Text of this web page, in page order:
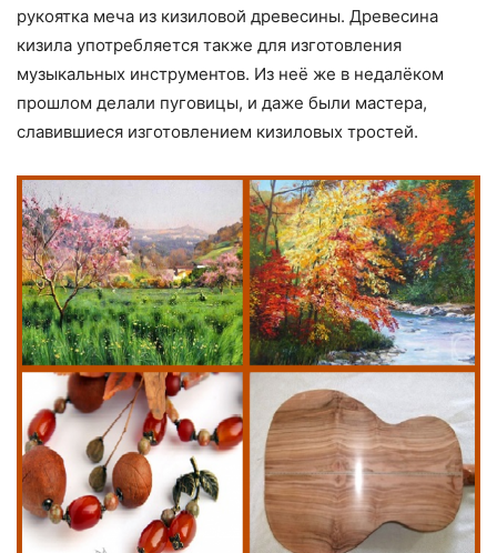
рукоятка меча из кизиловой древесины. Древесина
кизила употребляется также для изготовления
музыкальных инструментов. Из неё же в недалёком
прошлом делали пуговицы, и даже были мастера,
славившиеся изготовлением кизиловых тростей.